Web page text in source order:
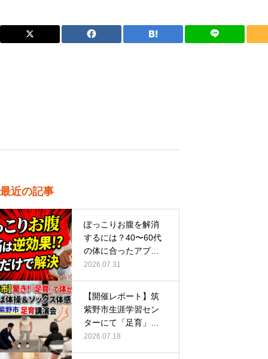
最近の記事
ぽっこりお腹を解消
するには？40〜60代
の体に合ったアプロ
ーチ
2026.07.31
【開催レポート】筑
紫野市生涯学習セン
ターにて「足育」講
演会に登壇し…
2026.07.18